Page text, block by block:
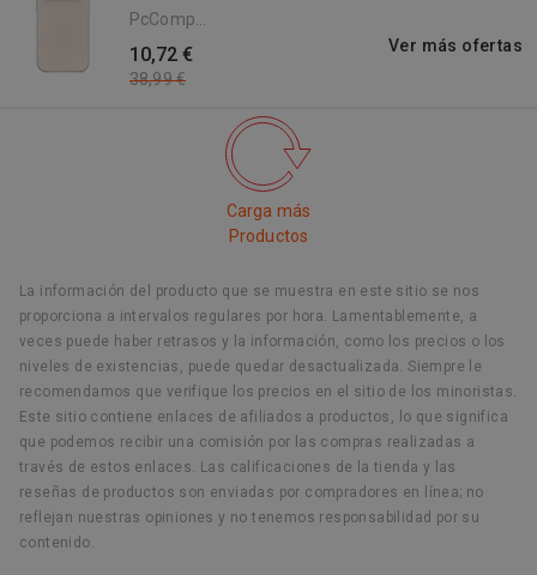
PcComponentes
ES
10,72 €
38,99 €
Ver más ofertas
Carga más
Productos
La información del producto que se muestra en este sitio se nos
proporciona a intervalos regulares por hora. Lamentablemente, a
veces puede haber retrasos y la información, como los precios o los
niveles de existencias, puede quedar desactualizada. Siempre le
recomendamos que verifique los precios en el sitio de los minoristas.
Este sitio contiene enlaces de afiliados a productos, lo que significa
que podemos recibir una comisión por las compras realizadas a
través de estos enlaces. Las calificaciones de la tienda y las
reseñas de productos son enviadas por compradores en línea; no
reflejan nuestras opiniones y no tenemos responsabilidad por su
contenido.